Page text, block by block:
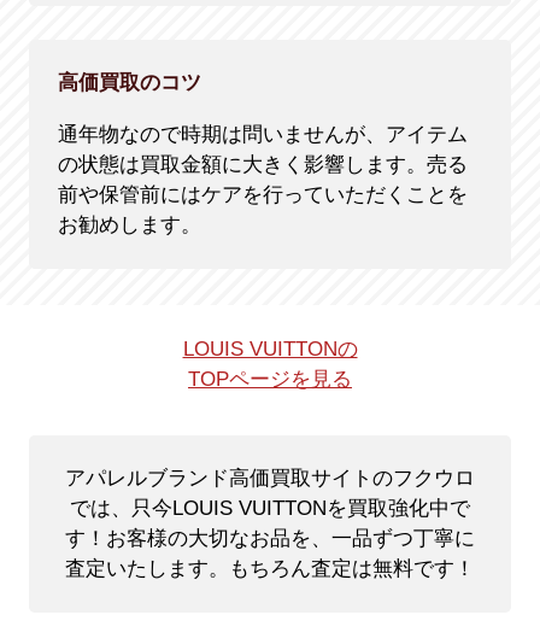
高価買取のコツ
通年物なので時期は問いませんが、アイテム
の状態は買取金額に大きく影響します。売る
前や保管前にはケアを行っていただくことを
お勧めします。
LOUIS VUITTONの
TOPページを見る
アパレルブランド高価買取サイトのフクウロ
では、只今LOUIS VUITTONを買取強化中で
す！ お客様の大切なお品を、一品ずつ丁寧に
査定いたします。もちろん査定は無料です！